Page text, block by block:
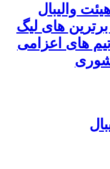
والیبال
برترین های لیگ
های اعزامی